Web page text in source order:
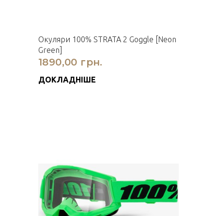
Окуляри 100% STRATA 2 Goggle [Neon
Green]
1890,00 грн.
ДОКЛАДНІШЕ